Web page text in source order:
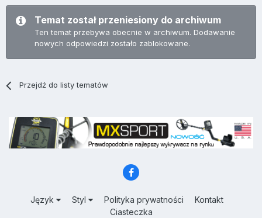
Temat został przeniesiony do archiwum
Ten temat przebywa obecnie w archiwum. Dodawanie
nowych odpowiedzi zostało zablokowane.
Przejdź do listy tematów
Język Styl Polityka prywatności
Kontakt
Ciasteczka